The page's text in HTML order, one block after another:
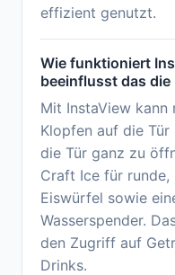
effizient genutzt.
Wie funktioniert
beeinflusst das
Mit InstaView kann
Klopfen auf die Tür
die Tür ganz zu
Craft Ice für runde,
Eiswürfel sowie
Wasserspender.
den Zugriff auf
Drinks.